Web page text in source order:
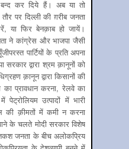
कर दिये हैं। अब या तो
पर दिल्ली की ग़रीब जनता
या फिर बेनक़ाब हो जायें।
ने कांग्रेस और भाजपा जैसी
पार्टियों के प्रति अपना
सरकार द्वारा श्रम क़ानूनों को
क़ानून द्वारा किसानों की
का प्रावधान करना, रेलवे का
पेट्रोलियम उत्पादों में भारी
की क़ीमतों में कमी न करना
के चलते मोदी सरकार विशेष
जनता के बीच अलोकप्रिय